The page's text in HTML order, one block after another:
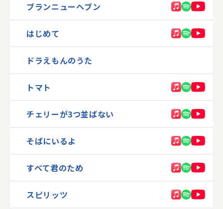
ブランニューヘブン
はじめて
ドラえもんのうた
トマト
チェリーが3つ並ばない
そばにいるよ
すべて君のため
スピリッツ